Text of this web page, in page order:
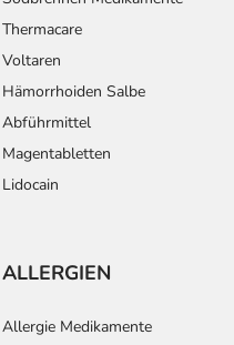
Thermacare
Voltaren
Hämorrhoiden Salbe
Abführmittel
Magentabletten
Lidocain
ALLERGIEN
Allergie Medikamente